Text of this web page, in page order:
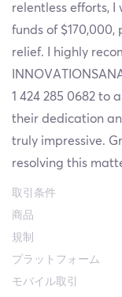
relentless efforts, I
funds of
relief. I highly
1 424 285 0682 to
their dedication
truly impressive.
resolving this
取引条件
商品
規制
プラットフォーム
モバイル取引